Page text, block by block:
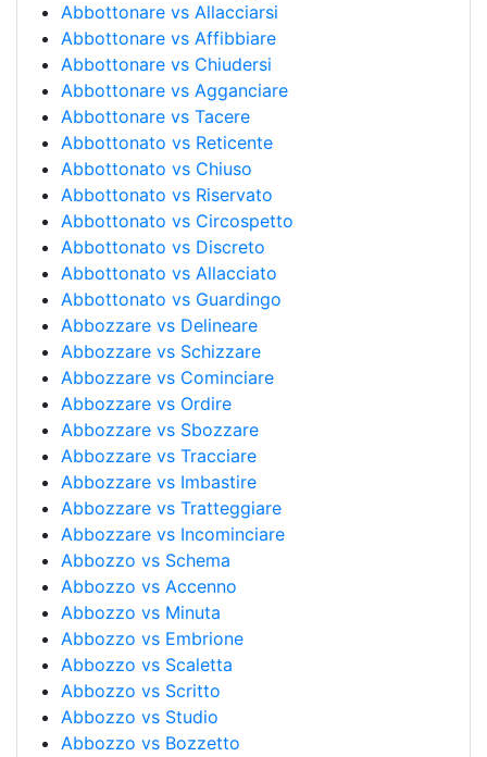
Abbottonare vs Allacciarsi
Abbottonare vs Affibbiare
Abbottonare vs Chiudersi
Abbottonare vs Agganciare
Abbottonare vs Tacere
Abbottonato vs Reticente
Abbottonato vs Chiuso
Abbottonato vs Riservato
Abbottonato vs Circospetto
Abbottonato vs Discreto
Abbottonato vs Allacciato
Abbottonato vs Guardingo
Abbozzare vs Delineare
Abbozzare vs Schizzare
Abbozzare vs Cominciare
Abbozzare vs Ordire
Abbozzare vs Sbozzare
Abbozzare vs Tracciare
Abbozzare vs Imbastire
Abbozzare vs Tratteggiare
Abbozzare vs Incominciare
Abbozzo vs Schema
Abbozzo vs Accenno
Abbozzo vs Minuta
Abbozzo vs Embrione
Abbozzo vs Scaletta
Abbozzo vs Scritto
Abbozzo vs Studio
Abbozzo vs Bozzetto